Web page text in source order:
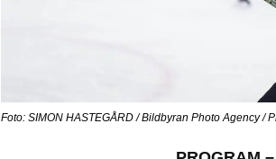
Foto: SIMON HASTEGÅRD / Bildbyran Photo Agency /